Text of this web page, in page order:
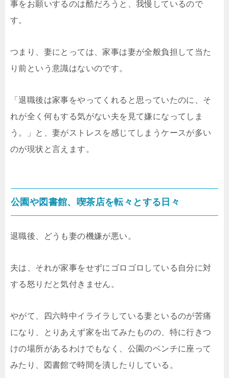
事をお願いするのは酷だろうと、我慢しているので
す。
つまり、妻にとっては、家事は妻が全般負担して当た
り前という意識はないのです。
「退職後は家事をやってくれると思っていたのに、そ
れが全く何もする気がない夫を見て嫌になってしま
う。」と、妻がストレスを感じてしまうケースが多い
のが現状と言えます。
公園や図書館、喫茶店を転々とする日々
退職後、どうも妻の機嫌が悪い。
夫は、それが家事をせずにゴロゴロしている自分に対
する怒りだと気付きません。
やがて、四六時中イライラしている妻といるのが苦痛
になり、とりあえず家を出てみたものの、特に行きつ
けの場所があるわけでもなく、公園のベンチに座って
みたり、図書館で時間を潰したりしている。